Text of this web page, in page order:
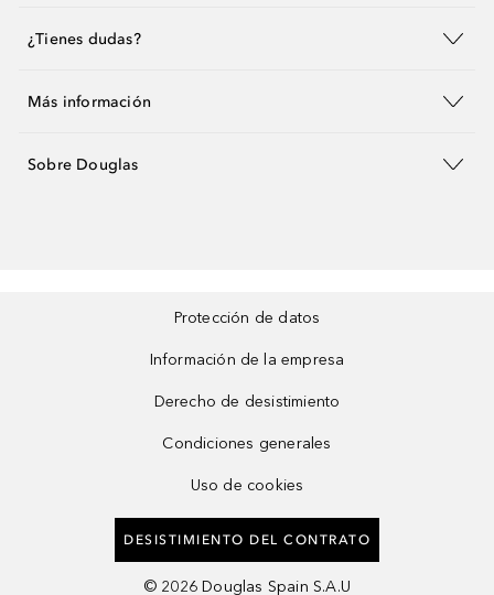
¿Tienes dudas?
Más información
Sobre Douglas
Protección de datos
Información de la empresa
Derecho de desistimiento
Condiciones generales
Uso de cookies
DESISTIMIENTO DEL CONTRATO
© 2026 Douglas Spain S.A.U